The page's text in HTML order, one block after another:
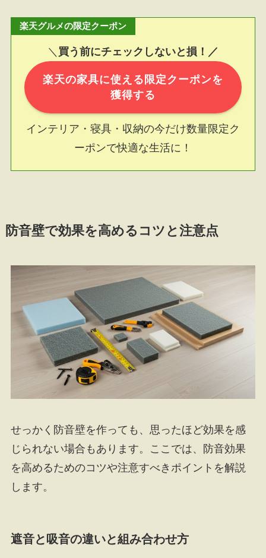
楽天グルメの限定クーポン
＼ 買う前にチェックしないと損！／
楽天の家具に使える限定クーポンを
獲得する
インテリア・寝具・収納の今だけ数量限定ク
ーポンで快適な生活に！
防音壁で効果を高めるコツと注意点
せっかく防音壁を作っても、思ったほど効果を感
じられない場合もあります。ここでは、防音効果
を高めるためのコツや注意すべきポイントを解説
します。
遮音と吸音の違いと組み合わせ方